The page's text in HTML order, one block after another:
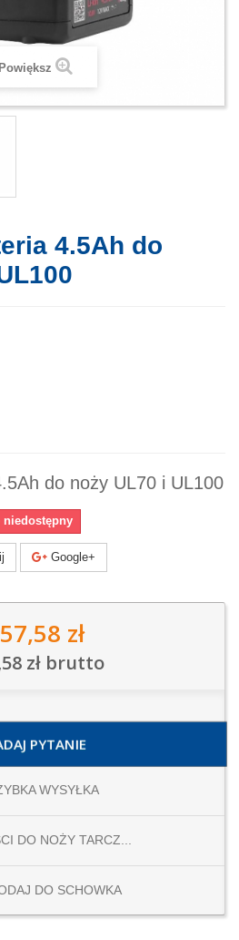
Powiększ
4.5Ah do
do noży UL70 i UL100
niedostępny
Google+
zł
złbrutto
PYTANIE
WYSYŁKA
DO NOŻY TARCZ...
DO SCHOWKA